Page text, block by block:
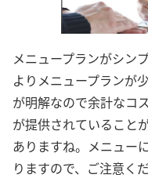
メニュープランがシン
よりメニュープランが
が明解なので余計なコ
が提供されていること
ありますね。メニュー
りますので、ご注意くだ